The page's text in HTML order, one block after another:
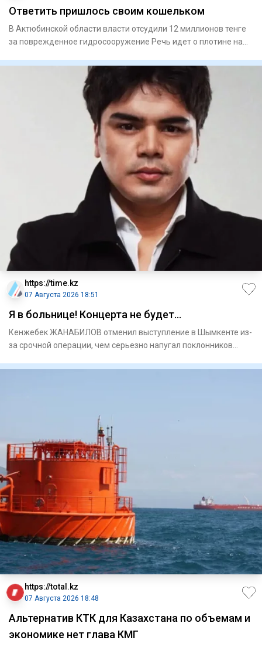
Ответить пришлось своим кошельком
В Актюбинской области власти отсудили 12 миллионов тенге
за поврежденное гидросооружение Речь идет о плотине на
https://time.kz
07 Августа 2026 18:51
Я в больнице! Концерта не будет…
Кенжебек ЖАНАБИЛОВ отменил выступление в Шымкенте из-
за срочной операции, чем серьезно напугал поклонников
https://total.kz
07 Августа 2026 18:48
Альтернатив КТК для Казахстана по объемам и
экономике нет глава КМГ